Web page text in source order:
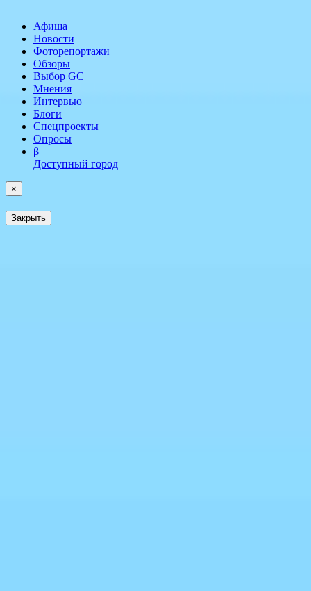
Афиша
Новости
Фоторепортажи
Обзоры
Выбор GC
Мнения
Интервью
Блоги
Спецпроекты
Опросы
β
Доступный город
×
Закрыть